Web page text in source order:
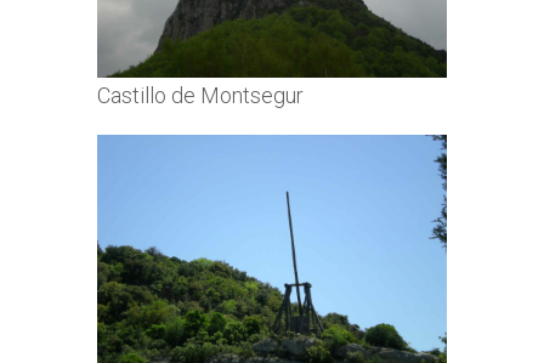
Castillo de Montsegur